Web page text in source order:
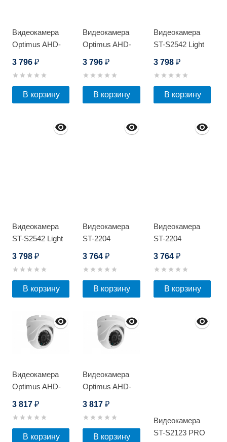
Видеокамера
Optimus AHD-
3 796 ₽
В корзину
Видеокамера
Optimus AHD-
3 796₽
В корзину
Видеокамера
ST-S2542 Light
3 798 ₽
В корзину
Видеокамера
ST-S2542 Light
3 798 ₽
В корзину
Видеокамера
ST-2204
3 764₽
В корзину
Видеокамера
ST-2204
3 764 ₽
В корзину
Видеокамера
Optimus AHD-
3 817 ₽
В корзину
Видеокамера
Optimus AHD-
3 817₽
В корзину
Видеокамера
ST-S2123 PRO